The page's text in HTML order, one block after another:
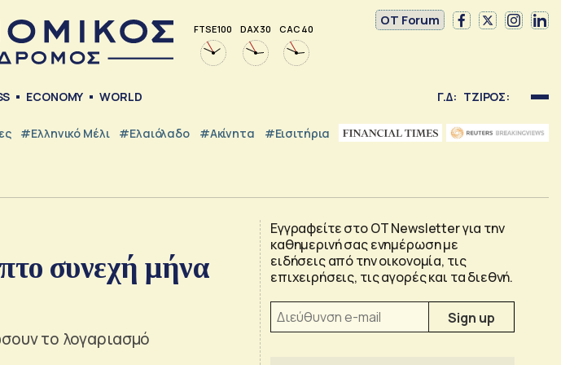
FTSE 100 DAX 30 CAC 40
OT Forum
ECONOMY WORLD Γ.Δ: ΤΖΙΡΟΣ:
#Ελληνικό Μέλι #Ελαιόλαδο #Ακίνητα #εισιτήρια
συνεχή μήνα
το λογαριασμό
Εγγραφείτε στο OT Newsletter για την
καθημερινή σας ενημέρωση με
ειδήσεις από την οικονομία, τις
επιχειρήσεις, τις αγορές και τα διεθνή.